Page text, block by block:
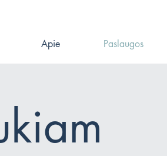
Apie Paslaugos